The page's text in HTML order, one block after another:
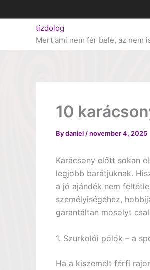
to
tízdolog
Mert ami nem fér bele, az nem
10
Bydaniel /november 4, 2025
Karácsony előtt sokan
legjobb barátjuknak.
a jó ajándék nem
személyiségéhez,
garantáltan mosolyt
1. Szurkolói pólók – a
Ha a kiszemelt férfi